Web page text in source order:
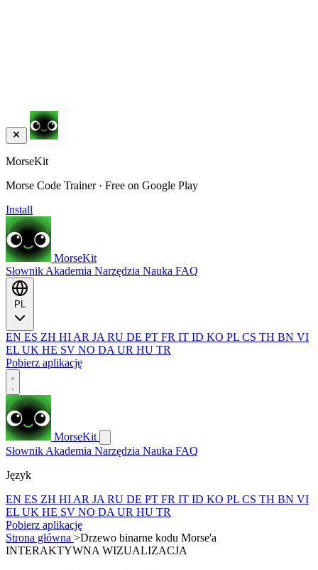
MorseKit
Morse Code Trainer · Free on Google Play
Install
MorseKit
Słownik Akademia Narzędzia Nauka FAQ
EN ES ZH HI AR JA RU DE PT FR IT ID KO PL CS TH BN VI
EL UK HE SV NO DA UR HU TR
Pobierz aplikację
MorseKit
Słownik Akademia Narzędzia Nauka FAQ
Język
EN ES ZH HI AR JA RU DE PT FR IT ID KO PL CS TH BN VI
EL UK HE SV NO DA UR HU TR
Pobierz aplikację
Strona główna >Drzewo binarne kodu Morse'a
INTERAKTYWNA WIZUALIZACJA